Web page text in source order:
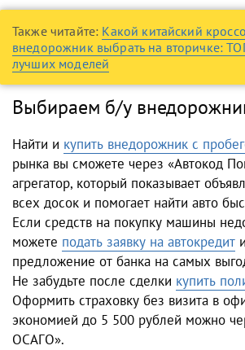
Также читайте: Какой китайский
внедорожник выбрать на вторичке:
лучших моделей
Выбираем б/у
Найти и купить внедорожник с
рынка вы сможете через «Автокод
агрегатор, который показывает
всех досок и помогает найти авто
Если средств на покупку машины
можете подать заявку на автокредит
предложение от банка на самых
Не забудьте после сделки купить
Оформить страховку без визита в
экономией до 5 500 рублей можно
ОСАГО».